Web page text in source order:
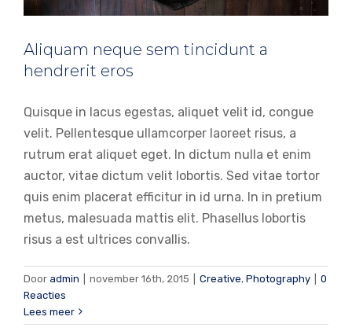
Aliquam neque sem tincidunt a
hendrerit eros
Quisque in lacus egestas, aliquet velit id, congue
velit. Pellentesque ullamcorper laoreet risus, a
rutrum erat aliquet eget. In dictum nulla et enim
auctor, vitae dictum velit lobortis. Sed vitae tortor
quis enim placerat efficitur in id urna. In in pretium
metus, malesuada mattis elit. Phasellus lobortis
risus a est ultrices convallis.
Door admin november 16th, 2015 Creative, Photography
0
Reacties
Lees meer